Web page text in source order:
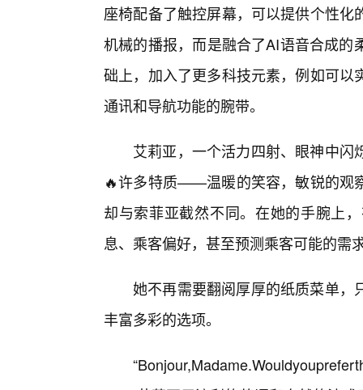
座椅配备了触控屏幕，可以提供个性
机械的播报，而是融合了AI语音合成
础上，加入了更多科技元素，例如可
通讯和导航功能的腕带。
艾莉亚，一个活力四射、眼神中
🔥许多特质——温暖的笑容，敏锐的观
却与索菲亚截然不同。在她的手腕上
息、乘客偏好，甚至预测乘客可能的需
她不再需要翻阅厚厚的纸质菜单，
丰富多彩的选项。